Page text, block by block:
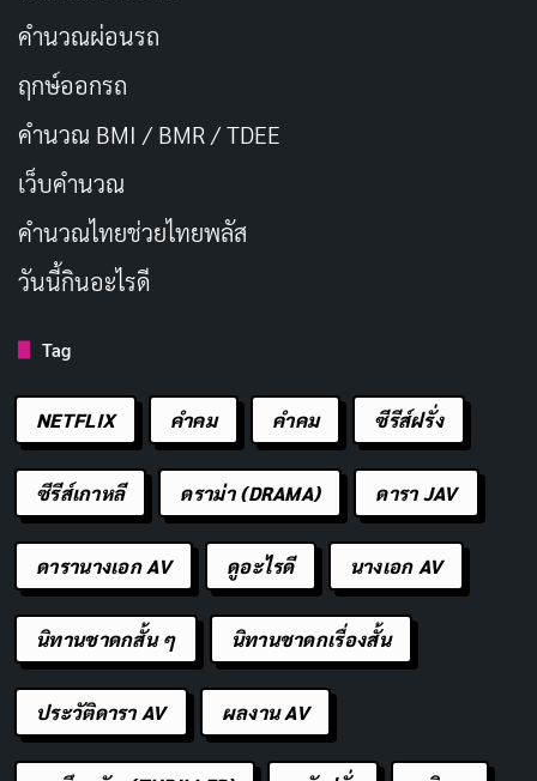
สวัสดีวันอังคาร ปล่อยวางความกังวล โบยบินไปกับ
ธรรมชาติ เริ่มต้นวันใหม่ด้วยใจที่สดใส
สวัสดีวันอังคาร จบวันด้วยรอยยิ้ม เจอกันพรุ่งนี้
คำนวณผ่อนรถ
ฤกษ์ออกรถ
คำนวณ BMI / BMR / TDEE
เว็บคํานวณ
คํานวณไทยช่วยไทยพลัส
วันนี้กินอะไรดี
Tag
NETFLIX คำคม คําคม ซีรีส์ฝรั่ง
ซีรีส์เกาหลี ดราม่า (DRAMA) ดารา JAV
ดารานางเอก AV ดูอะไรดี นางเอก AV
นิทานชาดกสั้น ๆ นิทานชาดกเรื่องสั้น
ประวัติดารา AV ผลงาน AV